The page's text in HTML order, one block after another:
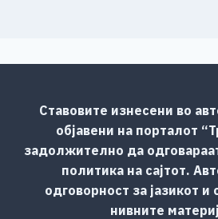
Ставовите изнесени во
објавени на порталот
задолжително да
политика на сајтот.
одговорност за јазикот
нивните